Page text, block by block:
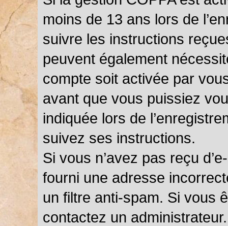
moins de 13 ans lors de
suivre les instructions
peuvent également
compte soit activée par
avant que vous puissiez
indiquée lors de
suivez ses instructions.
Si vous n’avez pas reçu
fourni une adresse
un filtre anti-spam. Si vous
contactez un administrateur.